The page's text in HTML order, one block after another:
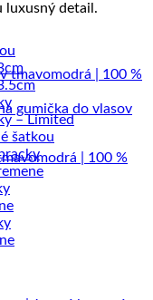
– Limited
šatkou
luxusný detail.
| 100 %